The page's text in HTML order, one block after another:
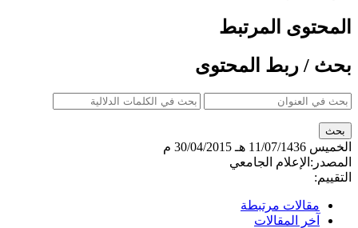
المحتوى المرتبط
بحث / ربط المحتوى
الخميس 11/07/1436 هـ
30/04/2015 م
المصدر: الإعلام الجامعي
التقييم:
مقالات مرتبطة
آخر المقالات